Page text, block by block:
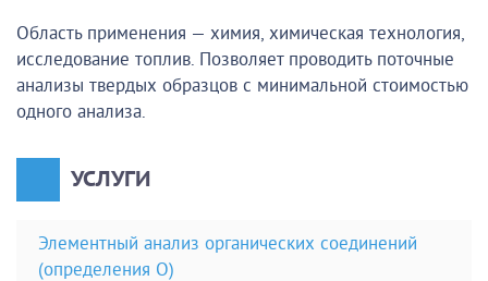
Область применения — химия, химическая технология,
исследование топлив. Позволяет проводить поточные
анализы твердых образцов с минимальной стоимостью
одного анализа.
УСЛУГИ
Элементный анализ органических соединений
(определения О)